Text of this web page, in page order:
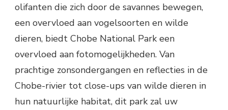
olifanten die zich door de savannes bewegen,
een overvloed aan vogelsoorten en wilde
dieren, biedt Chobe National Park een
overvloed aan fotomogelijkheden. Van
prachtige zonsondergangen en reflecties in de
Chobe-rivier tot close-ups van wilde dieren in
hun natuurlijke habitat, dit park zal uw